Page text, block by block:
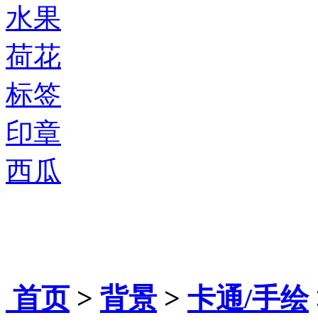
水果
荷花
标签
印章
西瓜
首页> 背景 > 卡通/手绘